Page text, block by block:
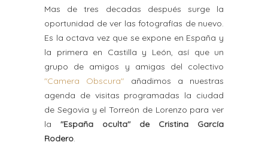
Mas de tres decadas después surge la
oportunidad de ver las fotografías de nuevo.
Es la octava vez que se expone en España y
la primera en Castilla y León, así que un
grupo de amigos y amigas del colectivo
"Camera Obscura" añadimos a nuestras
agenda de visitas programadas la ciudad
de Segovia y el Torreón de Lorenzo para ver
la "España oculta" de Cristina García
Rodero.